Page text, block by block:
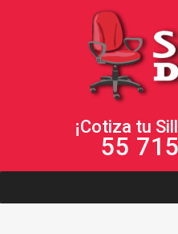
¡Cotiza tu
55